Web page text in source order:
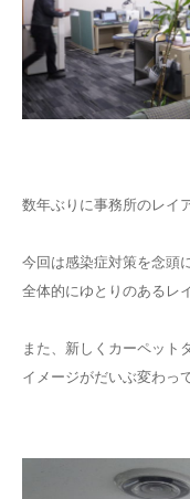
数年ぶりに事務所のレイ
今回は感染症対策を念頭
全体的にゆとりのあるレ
また、新しくカーペット
イメージがだいぶ変わっ
サステナビリティ
アクセスマップ